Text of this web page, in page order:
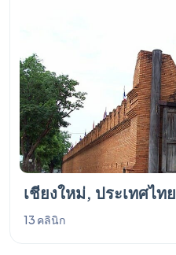
เชียงใหม่, ประเทศไทย
13 คลินิก